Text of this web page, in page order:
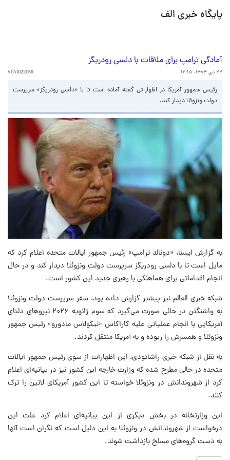
پایگاه خبری الف
آمادگی ترامپ برای ملاقات با دلسی رودریگز
۲۲ دی ۱۴۰۴، ۱۶:۱۵ 4041022069
رئیس جمهور آمریکا در اظهاراتی گفته آماده است تا با «دلسی رودریگز» سرپرست
دولت ونزوئلا دیدار کند.
به گزارش ایسنا، «دونالد ترامپ» رئیس جمهور ایالات متحده اعلام کرد که
مایل است تا با دلسی رودریگز سرپرست دولت ونزوئلا دیدار کند و در حال
انجام اقداماتی برای هماهنگی با رهبری جدید این کشور است.
شبکه خبری العالم نیز پیشتر گزارش داده بود، سفر سرپرست دولت ونزوئلا
به واشنگتن در حالی صورت می‌گیرد که سوم ژانویه ۲۰۲۶ نیروهای دلتای
آمریکایی با انجام عملیاتی علیه کاراکاس «نیکولاس مادورو» رئیس جمهور
ونزوئلا و همسرش را ربوده و به آمریکا منتقل کردند.
به نقل از شبکه خبری راشاتودی، این اظهارات از سوی رئیس جمهور ایالات
متحده در حالی مطرح شده که وزارت خارجه این کشور نیز در بیانیه‌ای اعلام
کرد از شهروندانش در ونزوئلا خواسته تا این کشور آمریکای لاتین را ترک
کنند.
این وزارتخانه در بخش دیگری از این بیانیه‌ای اعلام کرد علت این
درخواست از شهروندانش در ونزوئلا به این دلیل است که نگران است آنها
به دست گروه‌های مسلح بازداشت شوند.